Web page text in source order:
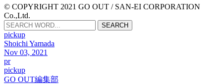
© COPYRIGHT 2021 GO OUT / SAN-EI CORPORATION
Co.,Ltd.
SEARCH
pickup
Shoichi Yamada
Nov 03, 2021
pr
pickup
GO OUT編集部